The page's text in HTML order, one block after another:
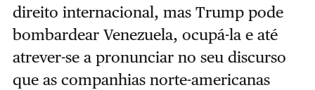
direito internacional, mas Trump pode
bombardear Venezuela, ocupá-la e até
atrever-se a pronunciar no seu discurso
que as companhias norte-americanas